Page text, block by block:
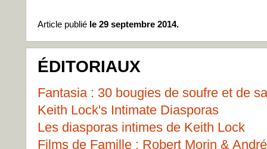
Article publié le 29 septembre 2014.
ÉDITORIAUX
Fantasia : 30 bougies de soufre et de
Keith Lock's Intimate Diasporas
Les diasporas intimes de Keith Lock
Films de Famille : Robert Morin &